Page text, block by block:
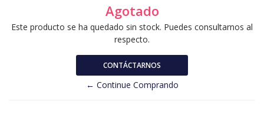
Agotado
Este producto se ha quedado sin stock. Puedes consultarnos al
respecto.
CONTÁCTARNOS
← Continue Comprando